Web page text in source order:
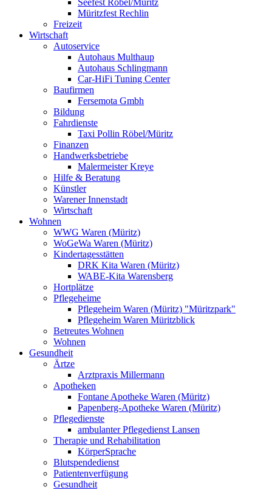
Müritzfest Rechlin
Freizeit
Wirtschaft
Autoservice
Autohaus Multhaup
Autohaus Schlingmann
Car-HiFi Tuning Center
Baufirmen
Fersemota Gmbh
Bildung
Fahrdienste
Taxi Pollin Röbel/Müritz
Finanzen
Handwerksbetriebe
Malermeister Kreye
Hilfe & Beratung
Künstler
Warener Innenstadt
Wirtschaft
Wohnen
WWG Waren (Müritz)
WoGeWa Waren (Müritz)
Kindertagesstätten
DRK Kita Waren (Müritz)
WABE-Kita Warensberg
Hortplätze
Pflegeheime
Pflegeheim Waren (Müritz) "Müritzpark"
Pflegeheim Waren Müritzblick
Betreutes Wohnen
Wohnen
Gesundheit
Ärtze
Arztpraxis Millermann
Apotheken
Fontane Apotheke Waren (Müritz)
Papenberg-Apotheke Waren (Müritz)
Pflegedienste
ambulanter Pflegedienst Lansen
Therapie und Rehabilitation
KörperSprache
Blutspendedienst
Patientenverfügung
Gesundheit